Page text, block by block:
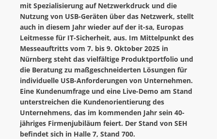
FERRARI ELECTRONIC AG
G DATA
IMPRIVATA
INOTEC BARCODE SECURITY
LANCOM SYSTEMS (AB 1.7.26 ROHDE & SCHWARZ NC)
ROHDE & SCHWARZ NETWORKS AND CYBERSECURITY
SEH COMPUTERTECHNIK
VIBRIO. KOMMUNIKATIONSMANAGEMENT DR. KAUSCH
mit Spezialisierung auf Netzwerkdruck und die
Nutzung von USB-Geräten über das Netzwerk, stellt
auch in diesem Jahr wieder auf der it-sa, Europas
Leitmesse für IT-Sicherheit, aus. Im Mittelpunkt des
Messeauftritts vom 7. bis 9. Oktober 2025 in
Nürnberg steht das vielfältige Produktportfolio und
die Beratung zu maßgeschneiderten Lösungen für
individuelle USB-Anforderungen von Unternehmen.
Eine Kundenumfrage und eine Live-Demo am Stand
unterstreichen die Kundenorientierung des
Unternehmens, das im kommenden Jahr sein 40-
jähriges Firmenjubiläum feiert. Der Stand von SEH
befindet sich in Halle 7, Stand 700.